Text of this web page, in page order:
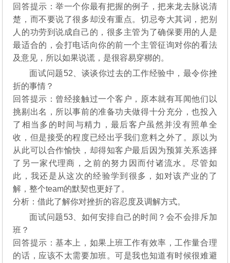
回答提示：举一个你最有把握的例子，把来龙去脉说清
楚，而不要说了很多却没有重点。切忌夸大其词，把别
人的功劳到说成自己的，很多主管为了确保要用的人是
最适合的，会打电话向你的前一个主管征询对你的看法
及意见，所以如果说谎，是很容易穿梆的。
面试问题52、谈谈你过去的工作经验中，最令你挫
折的事情？
回答提示：曾经接触过一个客户，原本就有耳闻他们以
挑剔出名，所以事前的准备功夫做得十分充分，也投入
了相当多的时间与精力，最后客户虽然并没有照单全
收，但是接受的程度已经出乎我们意料之外了。原以为
从此可以合作愉快，却得知客户最后因为预算关系选择
了另一家代理商，之前的努力因而付诸流水。尽管如
此，我还是从这次的经验学到很多，如对该产业的了
解，整个team的默契也更好了。
分析：借此了解你对挫折的容忍度及调解方式。
面试问题53、如何安排自己的时间？会不会排斥加
班？
回答提示：基本上，如果上班工作有效率，工作量合理
的话，应该不太需要加班。可是我也知道有时候很难避